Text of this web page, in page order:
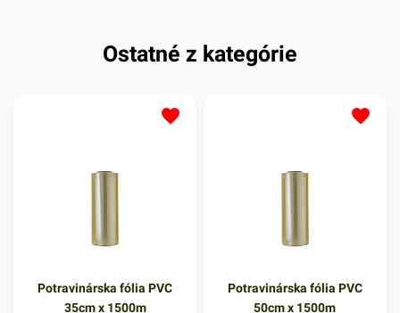
Ostatné z kategórie
Potravinárska fólia PVC
35cm x 1500m
Potravinárska fólia PVC
50cm x 1500m